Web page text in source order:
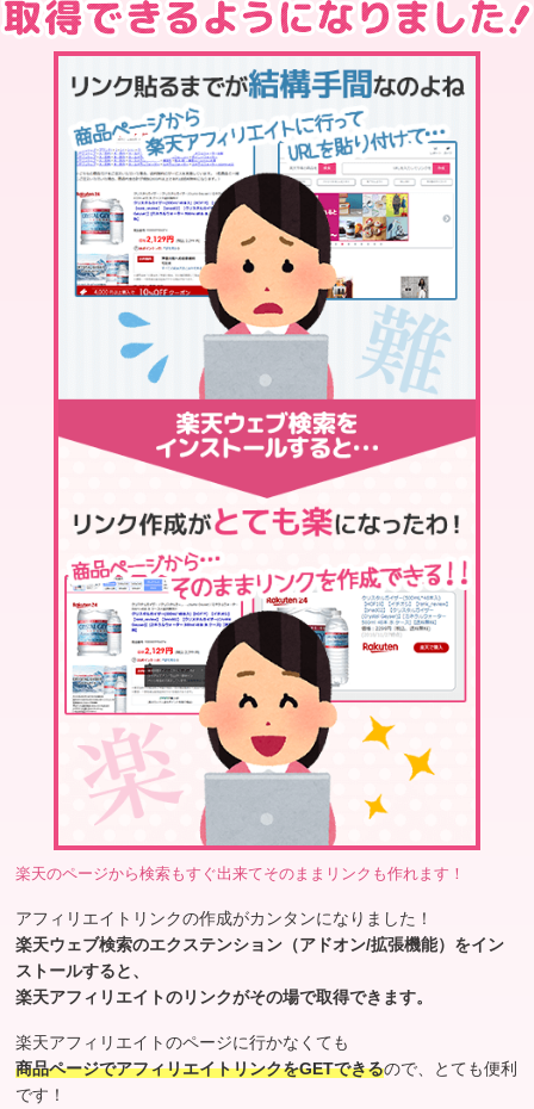
楽天のページから検索もすぐ出来てそのままリンクも作れます！
アフィリエイトリンクの作成がカンタンになりました！
楽天ウェブ検索のエクステンション（アドオン/拡張機能）をイン
ストールすると、
楽天アフィリエイトのリンクがその場で取得できます。
楽天アフィリエイトのページに行かなくても
商品ページでアフィリエイトリンクをGETできるので、とても便利
です！